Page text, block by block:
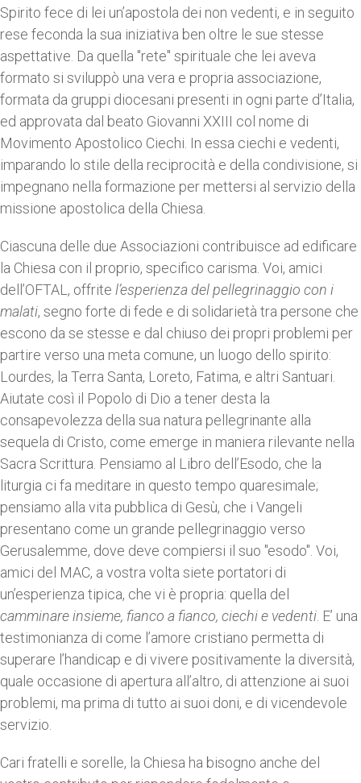
Spirito fece di lei un’apostola dei non vedenti, e in seguito
rese feconda la sua iniziativa ben oltre le sue stesse
aspettative. Da quella "rete" spirituale che lei aveva
formato si sviluppò una vera e propria associazione,
formata da gruppi diocesani presenti in ogni parte d’Italia,
ed approvata dal beato Giovanni XXIII col nome di
Movimento Apostolico Ciechi. In essa ciechi e vedenti,
imparando lo stile della reciprocità e della condivisione, si
impegnano nella formazione per mettersi al servizio della
missione apostolica della Chiesa.
Ciascuna delle due Associazioni contribuisce ad edificare
la Chiesa con il proprio, specifico carisma. Voi, amici
dell’OFTAL, offrite l’esperienza del pellegrinaggio con i
malati, segno forte di fede e di solidarietà tra persone che
escono da se stesse e dal chiuso dei propri problemi per
partire verso una meta comune, un luogo dello spirito:
Lourdes, la Terra Santa, Loreto, Fatima, e altri Santuari.
Aiutate così il Popolo di Dio a tener desta la
consapevolezza della sua natura pellegrinante alla
sequela di Cristo, come emerge in maniera rilevante nella
Sacra Scrittura. Pensiamo al Libro dell’Esodo, che la
liturgia ci fa meditare in questo tempo quaresimale;
pensiamo alla vita pubblica di Gesù, che i Vangeli
presentano come un grande pellegrinaggio verso
Gerusalemme, dove deve compiersi il suo "esodo". Voi,
amici del MAC, a vostra volta siete portatori di
un’esperienza tipica, che vi è propria: quella del
camminare insieme, fianco a fianco, ciechi e vedenti . E’ una
testimonianza di come l’amore cristiano permetta di
superare l’handicap e di vivere positivamente la diversità,
quale occasione di apertura all’altro, di attenzione ai suoi
problemi, ma prima di tutto ai suoi doni, e di vicendevole
servizio.
Cari fratelli e sorelle, la Chiesa ha bisogno anche del